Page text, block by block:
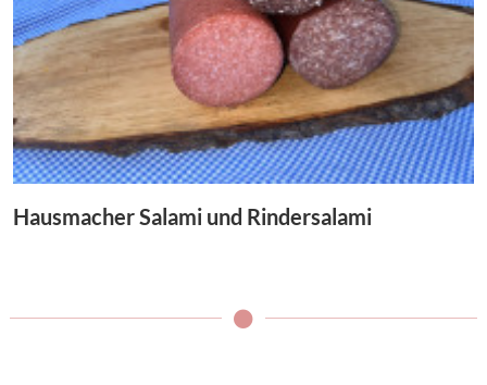
Hausmacher Salami und Rindersalami